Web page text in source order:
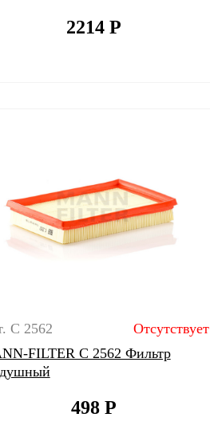
2214Р
C 2562
Отсутствует
FILTER C 2562 Фильтр
498Р